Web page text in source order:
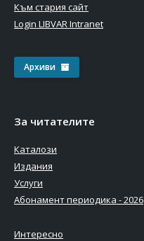
Към стария сайт
Login LIBVAR Intranet
Архиви
За читателите
Каталози
Издания
Услуги
Абонамент периодика - 2026
Интересно